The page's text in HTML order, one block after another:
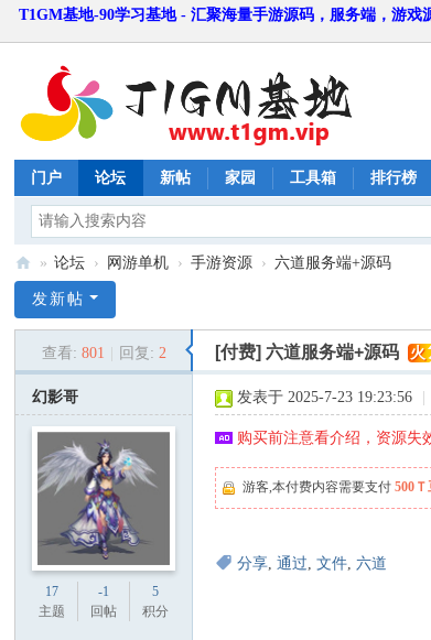
T1GM基地-90学习基地 - 汇聚海量手游源码，服务端，游戏
门户 论坛 新帖 家园 工具箱 排行榜
1
» 论坛 › 网游单机 › 手游资源 › 六道服务端+源码
发新帖
查看: 801 回复: 2 [付费] 六道服务端+源码 火
幻影哥
17
主题
-1
回帖
5
积分
发表于 2025-7-23 19:23:56
购买前注意看介绍，资源失
游客,本付费内容需要支付500Ｔ
分享,通过,文件,六道